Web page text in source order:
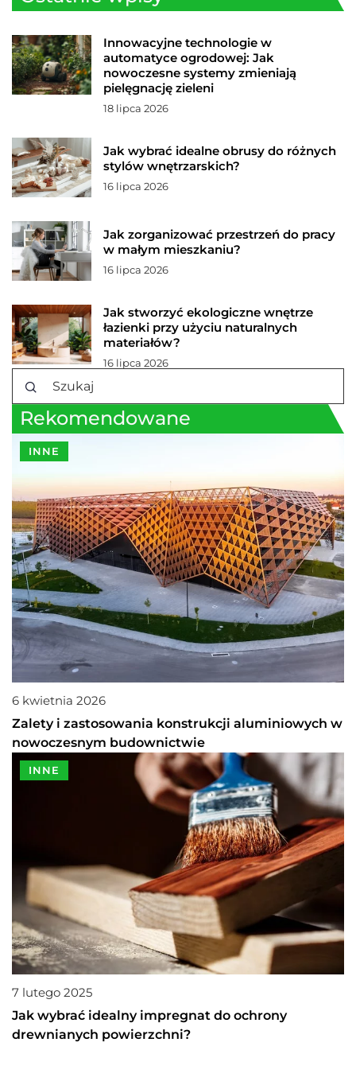
Innowacyjne technologie w
automatyce ogrodowej: Jak
nowoczesne systemy zmieniają
pielęgnację zieleni
18 lipca 2026
Jak wybrać idealne obrusy do różnych
stylów wnętrzarskich?
16 lipca 2026
Jak zorganizować przestrzeń do pracy
w małym mieszkaniu?
16 lipca 2026
Jak stworzyć ekologiczne wnętrze
łazienki przy użyciu naturalnych
materiałów?
16 lipca 2026
Rekomendowane
INNE
6 kwietnia 2026
Zalety i zastosowania konstrukcji aluminiowych w
nowoczesnym budownictwie
INNE
7 lutego 2025
Jak wybrać idealny impregnat do ochrony
drewnianych powierzchni?